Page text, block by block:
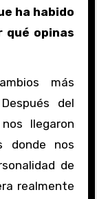
ha habido
qué opinas
más
del
llegaron
donde nos
de
realmente